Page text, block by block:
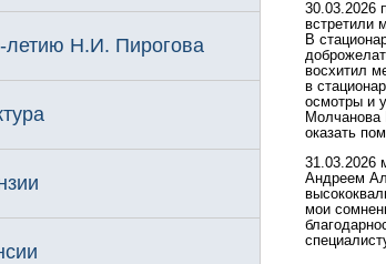
летию Н.И. Пирогова
30.03.2026
встретили
В
восхитил
в
осмотры и
Молчанова
оказать
31.03.2026
Андреем
мои